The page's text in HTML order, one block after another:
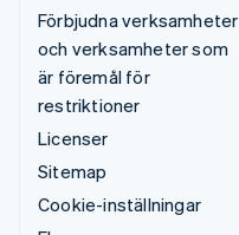
Förbjudna verksamheter
och verksamheter som
är föremål för
restriktioner
Licenser
Sitemap
Cookie-inställningar